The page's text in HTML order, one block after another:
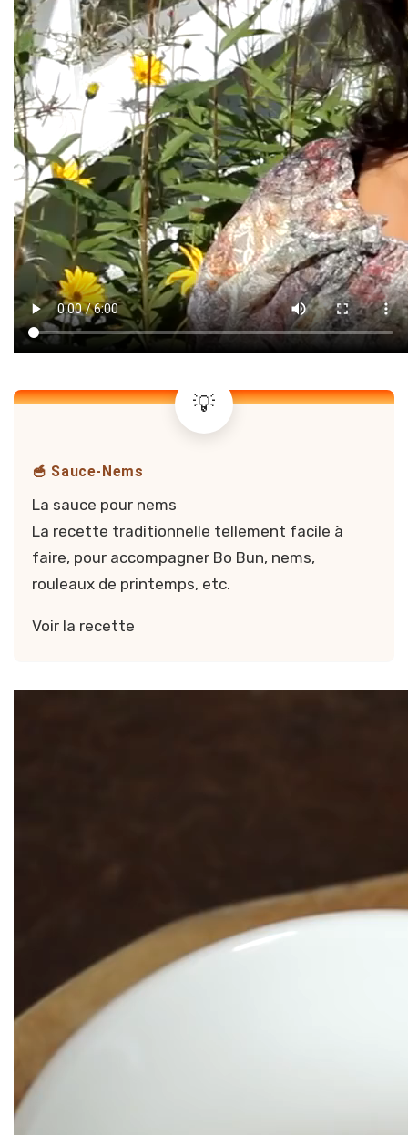
🥣 Sauce-Nems
La sauce pour nems
La recette traditionnelle tellement facile à
faire, pour accompagner Bo Bun, nems,
rouleaux de printemps, etc.
Voir la recette